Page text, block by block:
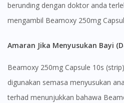
berunding dengan doktor anda
mengambil Beamoxy 250mg
Amaran Jika Menyusukan Bayi
Beamoxy 250mg Capsule 10s
digunakan semasa menyusukan
terhad menunjukkan bahawa